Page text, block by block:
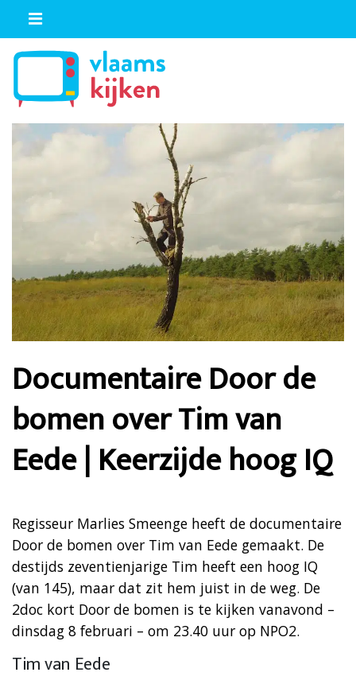
Documentaire Door de
bomen over Tim van
Eede | Keerzijde hoog IQ
Regisseur Marlies Smeenge heeft de documentaire
Door de bomen over Tim van Eede gemaakt. De
destijds zeventienjarige Tim heeft een hoog IQ
(van 145), maar dat zit hem juist in de weg. De
2doc kort Door de bomen is te kijken vanavond –
dinsdag 8 februari – om 23.40 uur op NPO2.
Tim van Eede